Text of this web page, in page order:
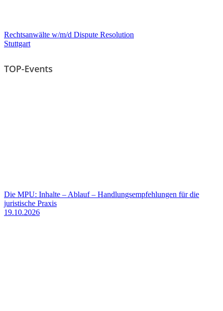
Rechtsanwälte w/m/d Dispute Resolution
Stuttgart
TOP-Events
Die MPU: Inhalte – Ablauf – Handlungsempfehlungen für die
juristische Praxis
19.10.2026